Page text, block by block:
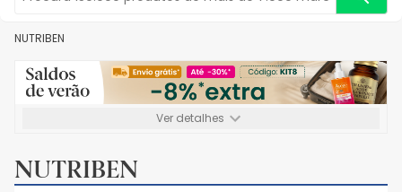
NUTRIBEN
Ver detalhes
NUTRIBEN